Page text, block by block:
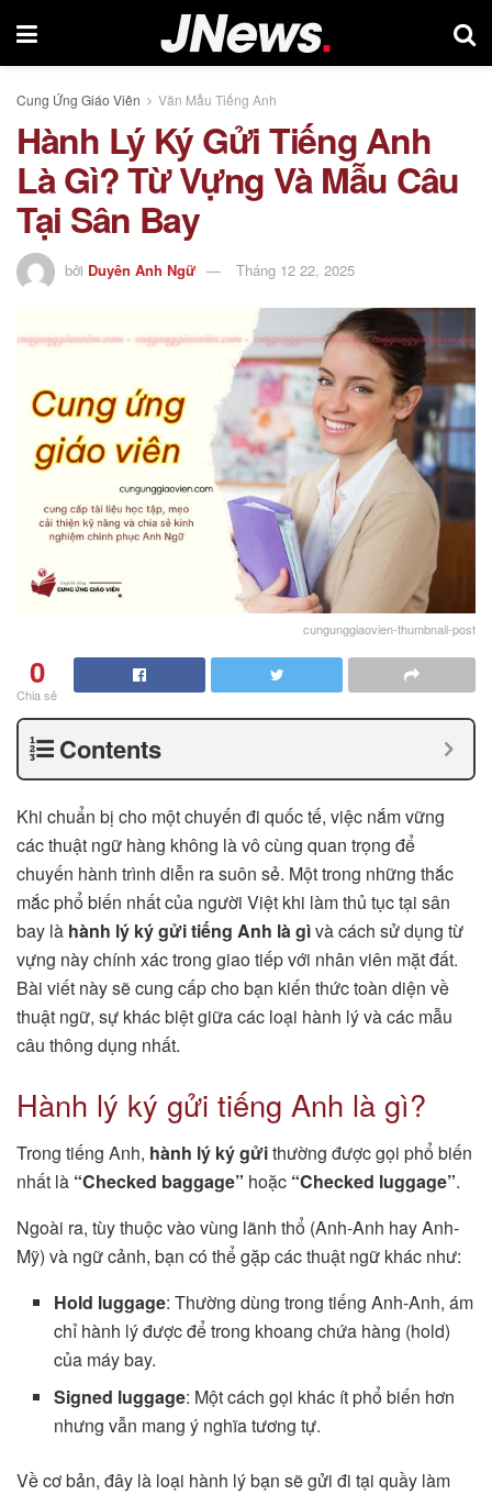
Cung Ứng Giáo Viên Văn Mẫu Tiếng Anh
Hành Lý Ký Gửi Tiếng Anh
Là Gì? Từ Vựng Và Mẫu Câu
Tại Sân Bay
bởi Duyên Anh Ngữ Tháng 12 22, 2025
cungunggiaovien-thumbnail-post
0
Chia sẻ
Contents
Khi chuẩn bị cho một chuyến đi quốc tế, việc nắm vững
các thuật ngữ hàng không là vô cùng quan trọng để
chuyến hành trình diễn ra suôn sẻ. Một trong những thắc
mắc phổ biến nhất của người Việt khi làm thủ tục tại sân
bay là hành lý ký gửi tiếng Anh là gìvà cách sử dụng từ
vựng này chính xác trong giao tiếp với nhân viên mặt đất.
Bài viết này sẽ cung cấp cho bạn kiến thức toàn diện về
thuật ngữ, sự khác biệt giữa các loại hành lý và các mẫu
câu thông dụng nhất.
Hành lý ký gửi tiếng Anh là gì?
Trong tiếng Anh, hành lý ký gửithường được gọi phổ biến
nhất là “Checked baggage” hoặc “Checked luggage”.
Ngoài ra, tùy thuộc vào vùng lãnh thổ (Anh-Anh hay Anh-
Mỹ) và ngữ cảnh, bạn có thể gặp các thuật ngữ khác như:
Hold luggage: Thường dùng trong tiếng Anh-Anh, ám
chỉ hành lý được để trong khoang chứa hàng (hold)
của máy bay.
Signed luggage: Một cách gọi khác ít phổ biến hơn
nhưng vẫn mang ý nghĩa tương tự.
Về cơ bản, đây là loại hành lý bạn sẽ gửi đi tại quầy làm